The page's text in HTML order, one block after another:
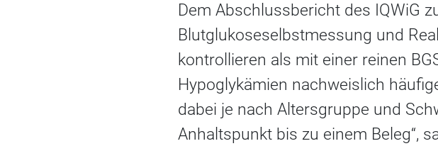
Dem Abschlussbericht des IQWiG
Blutglukoseselbstmessung und
kontrollieren als mit einer reinen
Hypoglykämien nachweislich
dabei je nach Altersgruppe und
Anhaltspunkt bis zu einem Beleg“,